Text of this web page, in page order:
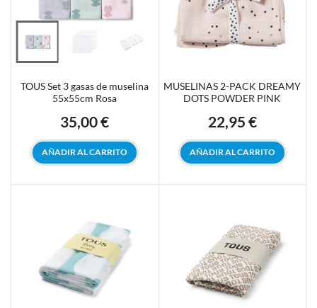
TOUS Set 3 gasas de muselina
55x55cm Rosa
Precio
35,00 €
AÑADIR AL CARRITO
MUSELINAS 2-PACK DREAMY
DOTS POWDER PINK
Precio
22,95 €
AÑADIR AL CARRITO